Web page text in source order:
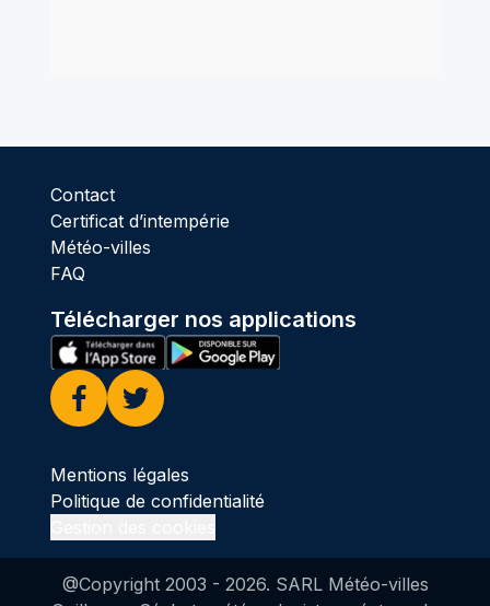
Contact
Certificat d’intempérie
Météo-villes
FAQ
Télécharger nos applications
Facebook
Twitter
Mentions légales
Politique de confidentialité
@Copyright 2003 - 2026. SARL Météo-villes